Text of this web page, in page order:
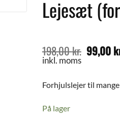
Lejesæt
198,00kr. Den
var:
99,00
inkl. moms
Forhjulslejer til
På lager